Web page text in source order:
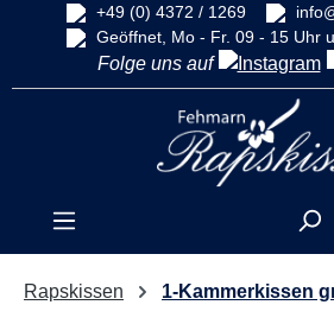
springen
+49 (0) 4372 / 1269
Geöffnet, Mo - Fr. 09 - 15 Uhr
Folge uns auf
Rapskissen 1-Kammerkissen